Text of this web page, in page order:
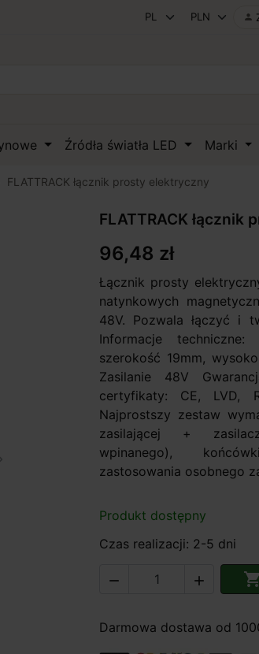

Źródła światła LED Marki
FLATTRACK łącznik prosty elektryczny
FLATTRACK łącznik
96,48 zł
Łącznik prosty
natynkowych
48V. Pozwala łączyć i
Informacje techniczne:
szerokość 19mm,
Zasilanie 48V
certyfikaty: CE, LVD,
Najprostszy zestaw
zasilającej +
wpinanego),
zastosowania osobnego
Produkt dostępny
Czas realizacji: 2-5 dni
  
Darmowa dostawa od